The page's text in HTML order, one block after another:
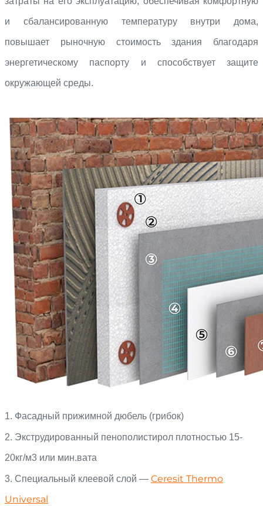
и сбалансированную температуру внутри дома,
повышает рыночную стоимость здания благодаря
энергетическому паспорту и способствует защите
окружающей среды.
1. Фасадный прижимной дюбель (грибок)
2. Экструдированный пенополистирол плотностью 15-
20кг/м3 или мин.вата
3. Специальный клеевой слой — Ceresit Thermo
Universal